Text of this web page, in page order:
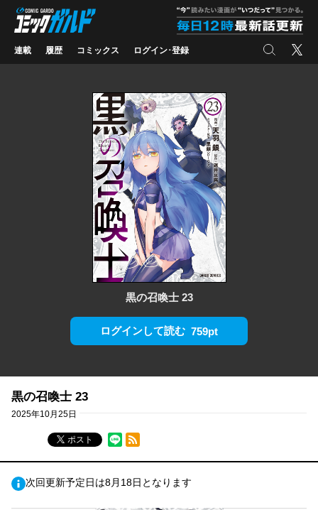
コミックガルド
連載 履歴 コミックス ログイン･登録 検索 X
黒の召喚士 23
ログインして読む 759pt
黒の召喚士 23
2025年10月25日
ポスト
RSSフィード
次回更新予定日は8月18日となります